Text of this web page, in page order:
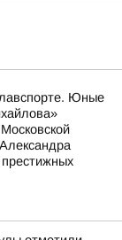
Юные